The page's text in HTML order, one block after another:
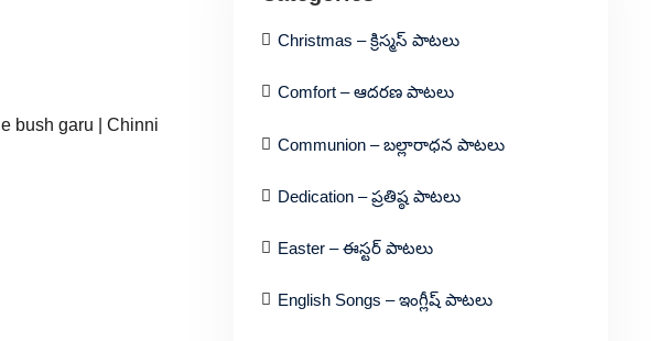
bush garu | Chinni
Christmas – క్రిస్మస్ పాటలు
Comfort – ఆదరణ పాటలు
Communion – బల్లారాధన పాటలు
Dedication – ప్రతిష్ఠ పాటలు
Easter – ఈస్టర్ పాటలు
English Songs – ఇంగ్లీష్ పాటలు